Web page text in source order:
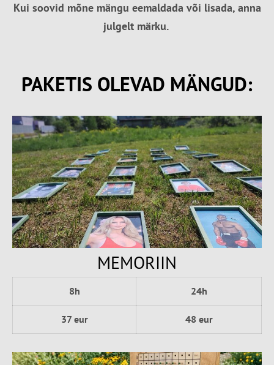
Kui soovid mõne mängu eemaldada või lisada, anna
julgelt märku.
PAKETIS OLEVAD MÄNGUD:
MEMORIIN
8h 24h
37 eur 48 eur